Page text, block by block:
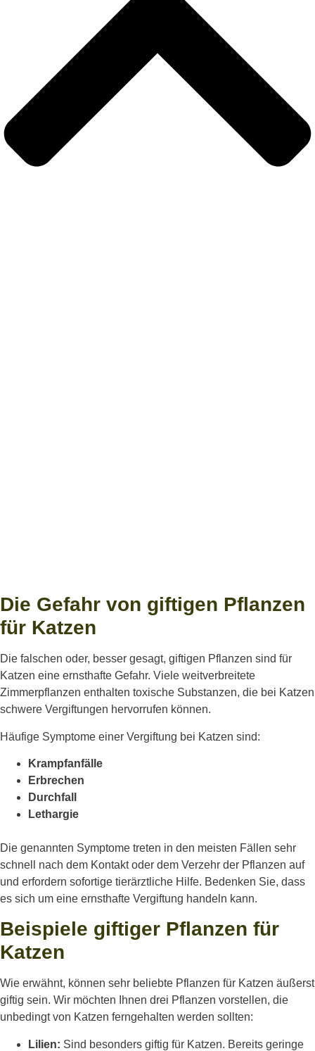
Die Gefahr von giftigen Pflanzen
für Katzen
Die falschen oder, besser gesagt, giftigen Pflanzen sind für
Katzen eine ernsthafte Gefahr. Viele weitverbreitete
Zimmerpflanzen enthalten toxische Substanzen, die bei Katzen
schwere Vergiftungen hervorrufen können.
Häufige Symptome einer Vergiftung bei Katzen sind:
Krampfanfälle
Erbrechen
Durchfall
Lethargie
Die genannten Symptome treten in den meisten Fällen sehr
schnell nach dem Kontakt oder dem Verzehr der Pflanzen auf
und erfordern sofortige tierärztliche Hilfe. Bedenken Sie, dass
es sich um eine ernsthafte Vergiftung handeln kann.
Beispiele giftiger Pflanzen für
Katzen
Wie erwähnt, können sehr beliebte Pflanzen für Katzen äußerst
giftig sein. Wir möchten Ihnen drei Pflanzen vorstellen, die
unbedingt von Katzen ferngehalten werden sollten:
Lilien: Sind besonders giftig für Katzen. Bereits geringe